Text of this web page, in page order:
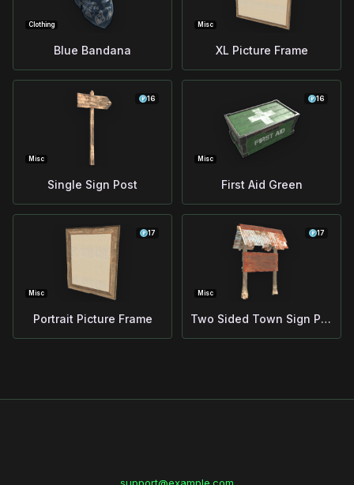
Clothing
Blue Bandana
Misc
XL Picture Frame
Misc
16
Single Sign Post
Misc
16
First Aid Green
Misc
17
Portrait Picture Frame
Misc
17
Two Sided Town Sign Post